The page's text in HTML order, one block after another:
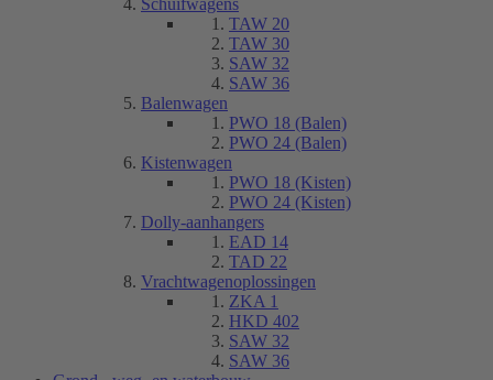
Schuifwagens
TAW 20
TAW 30
SAW 32
SAW 36
Balenwagen
PWO 18 (Balen)
PWO 24 (Balen)
Kistenwagen
PWO 18 (Kisten)
PWO 24 (Kisten)
Dolly-aanhangers
EAD 14
TAD 22
Vrachtwagenoplossingen
ZKA 1
HKD 402
SAW 32
SAW 36